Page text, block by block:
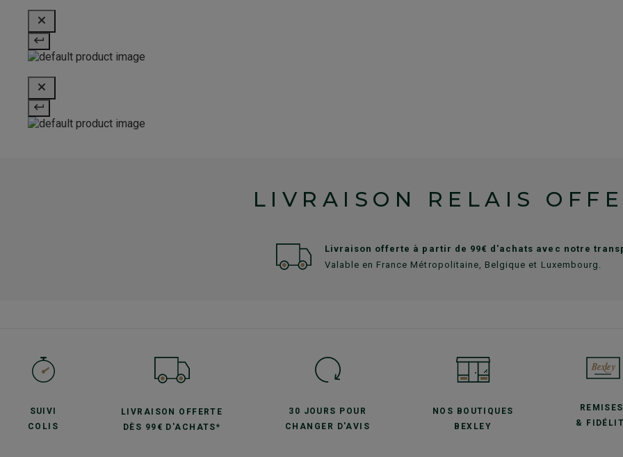
LIVRAISON RELAIS
Livraison offerte à partir de 99€ d'achats avec notre
Valable en France Métropolitaine, Belgique et Luxembourg.
SUIVI
COLIS
LIVRAISON OFFERTE
DÈS 99€ D'ACHATS*
30 JOURS POUR
CHANGER D'AVIS
NOS BOUTIQUES
BEXLEY
&